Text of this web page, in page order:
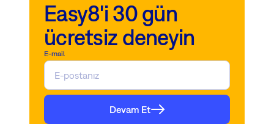
Easy8'i 30 gün
ücretsiz deneyin
E-mail
Devam Et